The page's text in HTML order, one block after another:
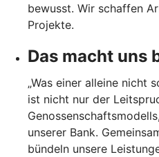
bewusst. Wir schaffen
Projekte.
Das macht uns
„Was einer alleine nicht
ist nicht nur der
unserer Bank.
bündeln unsere